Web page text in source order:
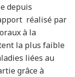
depuis
réalisé par
à la
la plus faible
liées au
grâce à